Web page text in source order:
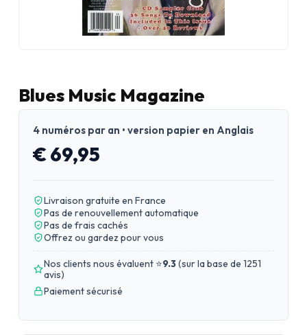
Blues Music Magazine
4 numéros par an • version papier en Anglais
€ 69,95
Livraison gratuite en France
Pas de renouvellement automatique
Pas de frais cachés
Offrez ou gardez pour vous
Nos clients nous évaluent ⭐9.3(sur la base de 1251
avis)
Paiement sécurisé